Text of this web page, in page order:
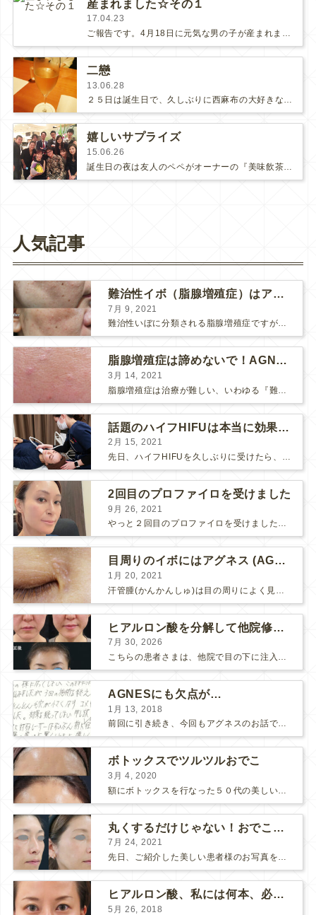
産まれました☆その１
17.04.23
ご報告です。4月18日に元気な男の子が産まれました。お世話になった方々に深くお礼を申し上げます。ご予約を変更させて頂いた方々、…
二戀
13.06.28
２５日は誕生日で、久しぶりに西麻布の大好きな『二戀』に行きました。夏らしくて美しい！お寿司のように見えますが、下は焼いた鱧、…
嬉しいサプライズ
15.06.26
人気記事
難治性イボ（脂腺増殖症）はアグネスAGNESが効果的です！
7月 9, 2021
難治性いぼに分類される脂腺増殖症ですが、脂腺増殖症はAGNESアグネスにとても良く反応して、きれいに治すことができます。 ↑ 脂腺増殖症をアグネスAGNESで３回治療した1ヶ月後の写真です。...
脂腺増殖症は諦めないで！AGNESアグネス治療でツルツル肌に！
3月 14, 2021
話題のハイフHIFUは本当に効果があるのか？
2月 15, 2021
先日、ハイフHIFUを久しぶりに受けたら、顔の調子がとても良い感じです♪ 私はハイフHIFU後はいつも３日位、人には気付かれない程度に軽く腫れて、その後、グングンと顔が引き締まります。 ...
2回目のプロファイロを受けました
9月 26, 2021
やっと２回目のプロファイロを受けました。 ↑ 写真はプロファイロ翌日です。 この距離の写真では凹凸は映らないですし、 実物も、首がよく見ると凹凸が残っている位で、 それも３日で...
目周りのイボにはアグネス (AGNES）が効く！（ほぼ）ノーダウンタイムのイボ治療
1月 20, 2021
ヒアルロン酸を分解して他院修正（目の下のチンダル現象とその補正）
7月 30, 2026
こちらの患者さまは、他院で目の下に注入したヒアルロン酸がチンダル現象を起こしていたため、 ヒアルロン酸を分解する薬（ヒアルロニダーゼ）で分解してから 改めてヒアルロン酸を入れ直しました。 ...
AGNESにも欠点が…
1月 13, 2018
前回に引き続き、今回もアグネスのお話です。 AGNESはとっても良い治療である一方、 欠点もいくつかありますので、そちらもお話ししておきますね。 AGNESの欠点 1. ダウンタイム A...
ボトックスでツルツルおでこ
3月 4, 2020
丸くするだけじゃない！おでこのヒアルロン酸注射
7月 24, 2021
先日、ご紹介した美しい患者様のお写真を使わせていただいて、おでこのヒアルロン酸注射について説明します。 （≫ 写真の患者様の経過はこちら『２年間で若返って綺麗になられた患者様』） なぜおでこに...
ヒアルロン酸、私には何本、必要ですか？
5月 26, 2018